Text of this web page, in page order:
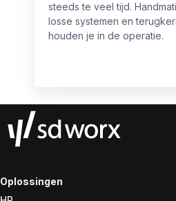
steeds te veel tijd.
losse systemen en
houden je in de operatie.
Oplossingen